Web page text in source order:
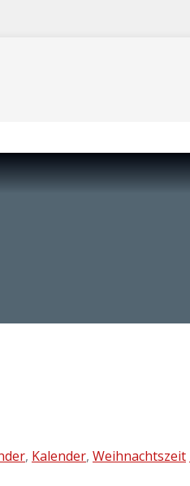
, Kalender, Weihnachtszeit